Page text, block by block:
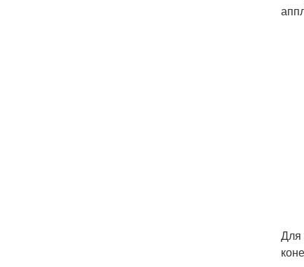
Для